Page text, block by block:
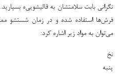
نگرانی بابت سلامتشان به قالیشویی‌ه
فرش‌ها استفاده شده و در زمان شستشو
می‌توان به مواد زیر اشاره کرد:
نخ
پنبه